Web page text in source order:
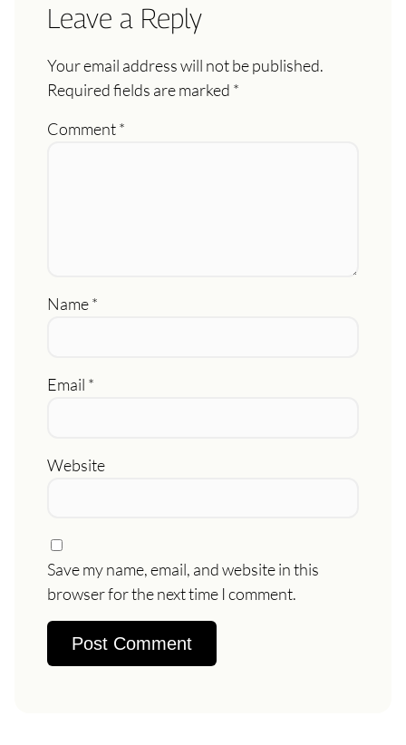
Leave a Reply
Your email address will not be published.
Required fields are marked *
Comment*
Name*
Email *
Website
Save my name, email, and website in this
browser for the next time I comment.